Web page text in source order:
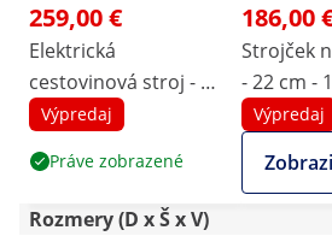
259,00 €
Elektrická
cestovinová stroj - 28
cm - hrúbka cesta od
Catering
Výpredaj
Práve zobrazené
186,00
Strojček
- 22 cm -
elektrický
Výpredaj
Rozmery (D x Š x V)